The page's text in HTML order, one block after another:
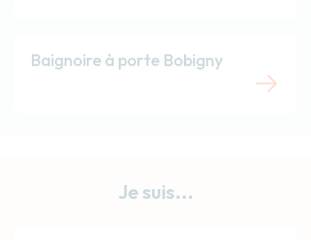
Baignoire à porte Bobigny
Je suis...